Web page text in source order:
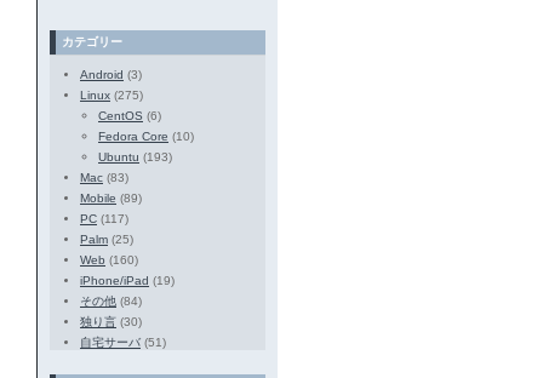
カテゴリー
Android (3)
Linux (275)
CentOS (6)
Fedora Core (10)
Ubuntu (193)
Mac (83)
Mobile (89)
PC (117)
Palm (25)
Web (160)
iPhone/iPad (19)
その他 (84)
独り言 (30)
自宅サーバ (51)